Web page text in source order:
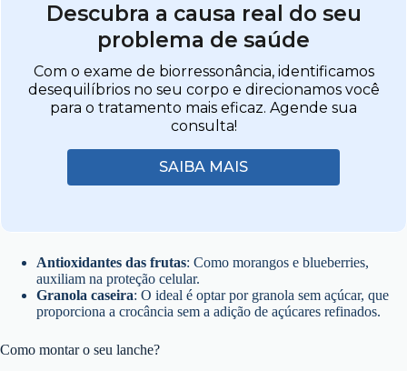
Descubra a causa real do seu
problema de saúde
Com o exame de biorressonância, identificamos
desequilíbrios no seu corpo e direcionamos você
para o tratamento mais eficaz. Agende sua
consulta!
SAIBA MAIS
Antioxidantes das frutas: Como morangos e blueberries,
auxiliam na proteção celular.
Granola caseira: O ideal é optar por granola sem açúcar, que
proporciona a crocância sem a adição de açúcares refinados.
Como montar o seu lanche?